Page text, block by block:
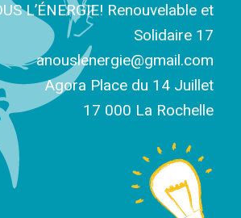
L’ÉNERGIE! Renouvelable et
Solidaire 17
anouslenergie@gmail.com
Agora Place du 14 Juillet
17 000 La Rochelle